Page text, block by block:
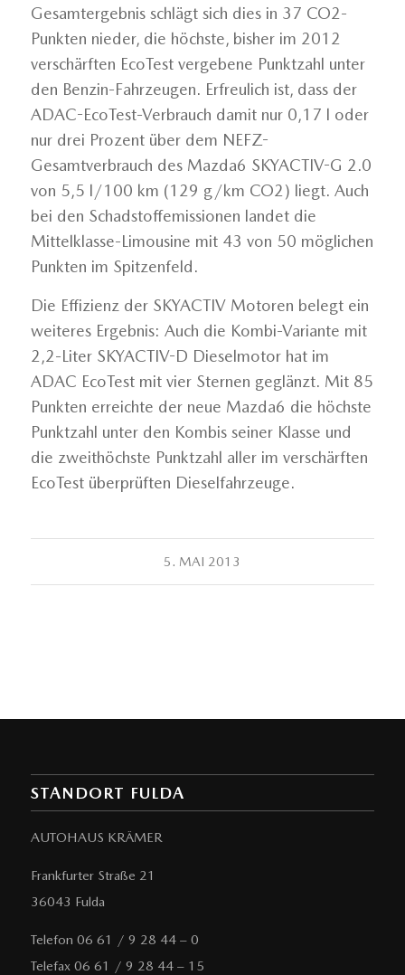
Gesamtergebnis schlägt sich dies in 37 CO2-
Punkten nieder, die höchste, bisher im 2012
verschärften EcoTest vergebene Punktzahl unter
den Benzin-Fahrzeugen. Erfreulich ist, dass der
ADAC-EcoTest-Verbrauch damit nur 0,17 l oder
nur drei Prozent über dem NEFZ-
Gesamtverbrauch des Mazda6 SKYACTIV-G 2.0
von 5,5 l/100 km (129 g/km CO2) liegt. Auch
bei den Schadstoffemissionen landet die
Mittelklasse-Limousine mit 43 von 50 möglichen
Punkten im Spitzenfeld.
Die Effizienz der SKYACTIV Motoren belegt ein
weiteres Ergebnis: Auch die Kombi-Variante mit
2,2-Liter SKYACTIV-D Dieselmotor hat im
ADAC EcoTest mit vier Sternen geglänzt. Mit 85
Punkten erreichte der neue Mazda6 die höchste
Punktzahl unter den Kombis seiner Klasse und
die zweithöchste Punktzahl aller im verschärften
EcoTest überprüften Dieselfahrzeuge.
5. MAI 2013
STANDORT FULDA
AUTOHAUS KRÄMER
Frankfurter Straße 21
36043 Fulda
Telefon 06 61 / 9 28 44 – 0
Telefax 06 61 / 9 28 44 – 15